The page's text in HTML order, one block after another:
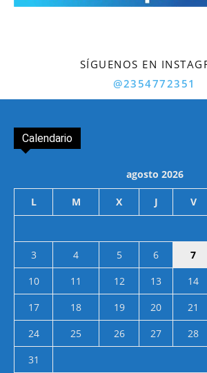
SÍGUENOS EN
@2354772351
Calendario
agosto 2026
L M X J V
3
4 5 6 7
10
11 12 13 14
17
18 19 20 21
24
25 26 27 28
31